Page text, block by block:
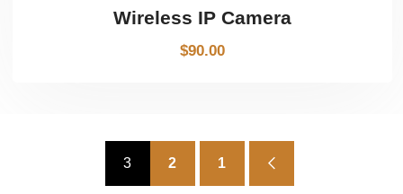
Wireless IP Camera
$90.00
1
2
3